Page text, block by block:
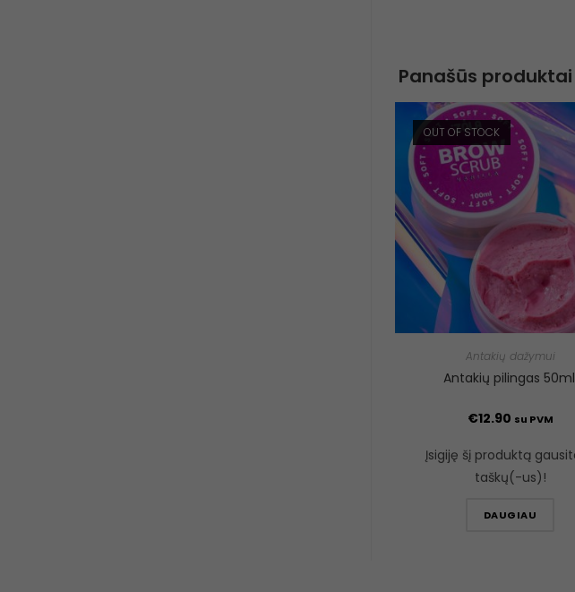
Panašūs produktai
OUT OF STOCK
Antakių dažymui
Antakių pilingas
€12.90 su PVM
Įsigiję šį produktą
taškų(-us)!
DAUGIAU